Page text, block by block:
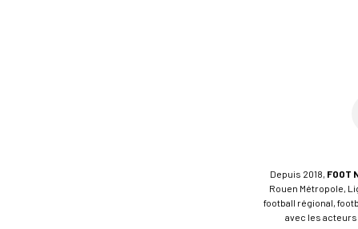
Depuis 2018, FOOT
Rouen Métropole,
football régional,
avec les